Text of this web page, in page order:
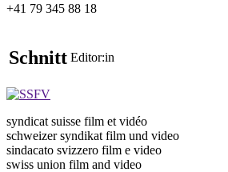
+41 79 345 88 18
Schnitt Editor:in
syndicat suisse film et vidéo
schweizer syndikat film und video
sindacato svizzero film e video
swiss union film and video